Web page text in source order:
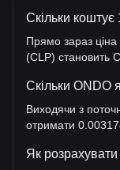
Скільки
Прямо зараз
(CLP) становить
Скільки ONDO
Виходячи з
отримати
Як